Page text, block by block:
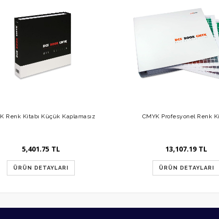
Renk Kitabı Küçük Kaplamasız
5,401.75 TL
ÜRÜN DETAYLARI
CMYK Profesyonel Renk
13,107.19 TL
ÜRÜN DETAYLARI